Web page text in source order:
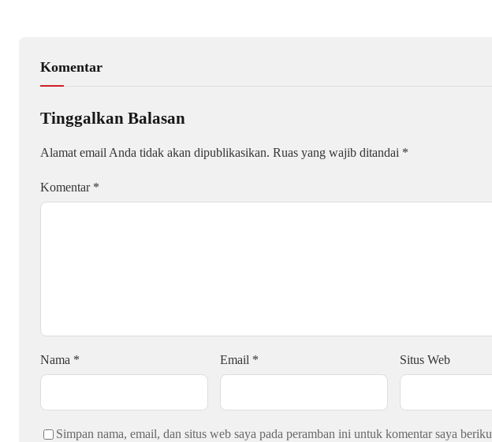
Komentar
Tinggalkan Balasan
Alamat email Anda tidak akan dipublikasikan. Ruas yang wajib ditandai *
Komentar *
Nama * Email * Situs Web
Simpan nama, email, dan situs web saya pada peramban ini untuk komentar saya